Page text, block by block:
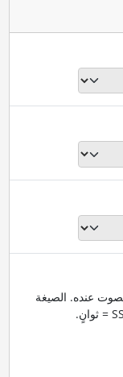
عنده. الصيغة